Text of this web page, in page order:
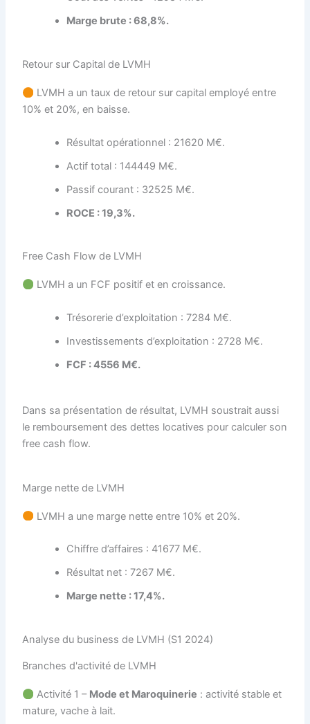
Marge brute : 68,8%.
Retour sur Capital de LVMH
LVMH a un taux de retour sur capital employé entre
10% et 20%, en baisse.
Résultat opérationnel : 21620 M€.
Actif total : 144449 M€.
Passif courant : 32525 M€.
ROCE : 19,3%.
Free Cash Flow de LVMH
LVMH a un FCF positif et en croissance.
Trésorerie d’exploitation : 7284 M€.
Investissements d’exploitation : 2728 M€.
FCF : 4556 M€.
Dans sa présentation de résultat, LVMH soustrait aussi
le remboursement des dettes locatives pour calculer son
free cash flow.
Marge nette de LVMH
LVMH a une marge nette entre 10% et 20%.
Chiffre d’affaires : 41677 M€.
Résultat net : 7267 M€.
Marge nette : 17,4%.
Analyse du business de LVMH (S1 2024)
Branches d'activité de LVMH
Activité 1 – Mode et Maroquinerie : activité stable et
mature, vache à lait.